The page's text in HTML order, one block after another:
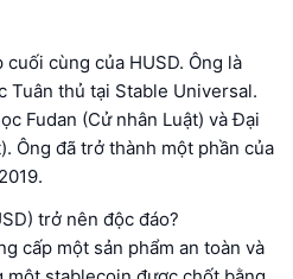
cùng của HUSD. Ông là
Tuân thủ tại Stable Universal.
Fudan (Cử nhân Luật) và Đại
Ông đã trở thành một phần của
trở nên độc đáo?
cấp một sản phẩm an toàn và